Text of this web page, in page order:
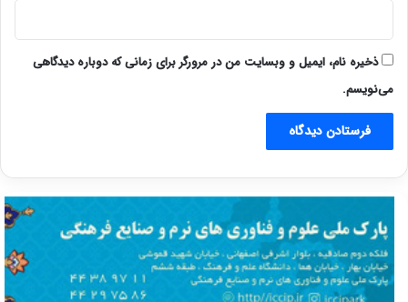
ذخیره نام، ایمیل و وبسایت من در مرورگر برای زمانی که دوباره دیدگاهی
می‌نویسم.